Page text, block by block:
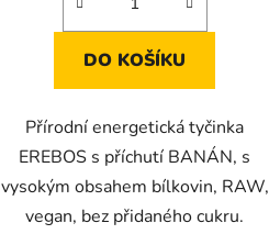
DO KOŠÍKU
Přírodní energetická tyčinka
EREBOS s příchutí BANÁN, s
vysokým obsahem bílkovin, RAW,
vegan, bez přidaného cukru.